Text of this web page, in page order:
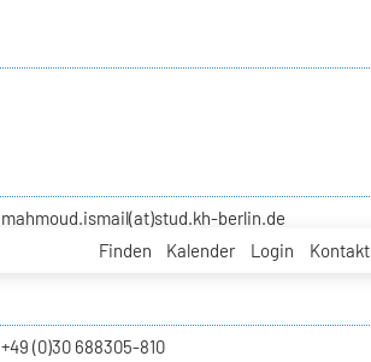
Finden Kalender Login Kontakt
mahmoud.ismail(at)stud.kh-berlin.de
+49 (0)30 688305-810